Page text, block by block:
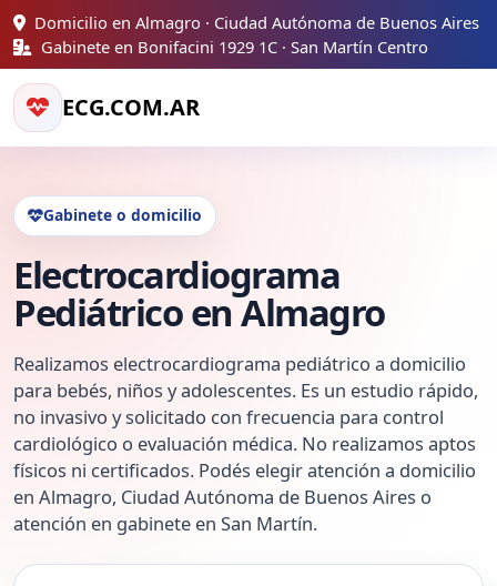
Domicilio en Almagro · Ciudad Autónoma de Buenos Aires
Gabinete en Bonifacini 1929 1C · San Martín Centro
ECG.COM.AR
Gabinete o domicilio
Electrocardiograma
Pediátrico en Almagro
Realizamos electrocardiograma pediátrico a domicilio
para bebés, niños y adolescentes. Es un estudio rápido,
no invasivo y solicitado con frecuencia para control
cardiológico o evaluación médica. No realizamos aptos
físicos ni certificados. Podés elegir atención a domicilio
en Almagro, Ciudad Autónoma de Buenos Aires o
atención en gabinete en San Martín.